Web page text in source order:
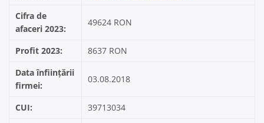
Cifra de
afaceri 2023:
49624 RON
Profit 2023:
8637 RON
Data înființării
firmei:
03.08.2018
CUI:
39713034